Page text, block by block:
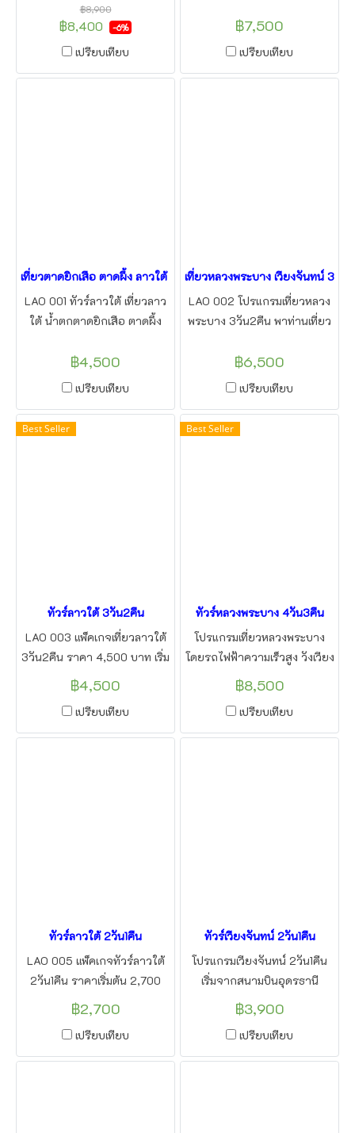
มุกดาหาร จะพาท่านเที่ยวชม
เมืองโบราณฮอยอัน นั่งกระเช้า
บานาฮิลล์
฿8,900
฿8,400 -6%
เปรียบเทียบ
จากด่าน ปอยเปต ช่องจอม ช่อง
สะงำ ในราคาเดียว
฿7,500
เปรียบเทียบ
เที่ยวตาดยิกเสือ ตาดผึ้ง ลาวใต้ ตาดฟาน 3วัน2คืน
LAO 001 ทัวร์ลาวใต้ เที่ยวลาว
ใต้ น้ำตกตาดยิกเสือ ตาดผึ้ง
เมืองปากซอง ราคาเพียง 4500
บาท โดยแอลทูบีทราเวล
฿4,500
เปรียบเทียบ
เที่ยวหลวงพระบาง เวียงจันทน์ 3วั
LAO 002 โปรแกรมเที่ยวหลวง
พระบาง 3วัน2คืน พาท่านเที่ยว
โลก หลวงพระบาง น้ำตกตาด
กวางสี ใส่บาตรข้าวเหนียว โดย
฿6,500
เปรียบเทียบ
Best Seller
ทัวร์ลาวใต้ 3วัน2คืน
LAO 003 แพ็คเกจเที่ยวลาวใต้
3วัน2คืน ราคา 4,500 บาท เริ่ม
จาก สนามบินอุบลราชธานี หรือ
ด่านช่องเม็ก จะนำท่าน พาชม
น้ำตกคอนพะเพ็ง น้ำตกตาดฟาน
ปราสาทหินวัดพู มรดกโลกแห่งที่
฿4,500
เปรียบเทียบ
Best Seller
ทัวร์หลวงพระบาง 4วัน3คืน
โปรแกรมเที่ยวหลวงพระบาง
โดยรถไฟฟ้าความเร็วสูง วังเวียง
เวียงจันทน์ 4วัน3คืน เดินทาง
โดยรถตู้ เข้าไปท่องเที่ยวลาว จะ
พาท่าน ชมเมืองมรดกโลก หลวง
พระบาง ใส่บาตรข้าวเหนียว
฿8,500
เปรียบเทียบ
ทัวร์ลาวใต้ 2วัน1คืน
LAO 005 แพ็คเกจทัวร์ลาวใต้
2วัน1คืน ราคาเริ่มต้น 2,700
บาท ปราสาทหินวัดพู ตาดเยือง
ตาดฟาน ไร่กาแฟปากซอง
cafe1971 โดย แอลทูบีทราเวล
฿2,700
เปรียบเทียบ
ทัวร์เวียงจันทน์ 2วัน1คืน
โปรแกรมเวียงจันทน์ 2วัน1คืน
เริ่มจากสนามบินอุดรธานี
หนองคาย พาท่านชม พระธาตุ
หลวง ประตูชัย หอพระแก้ว และ
พิพิธภัณท์ ประวัติศาสตร์ลาว
แวะซื้อของฝาก ร้านเครื่องเงิน
฿3,900
เปรียบเทียบ